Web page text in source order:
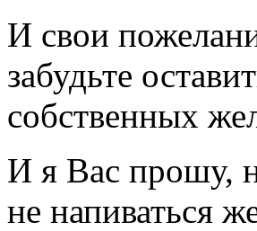
И свои
забудьте
собственных
И я Вас прошу,
не напиваться